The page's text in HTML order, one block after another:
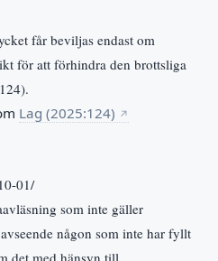
får beviljas endast om
för att förhindra den brottsliga
Lag (2025:124) ↗
01/
som inte gäller
någon som inte har fyllt
det med hänsyn till